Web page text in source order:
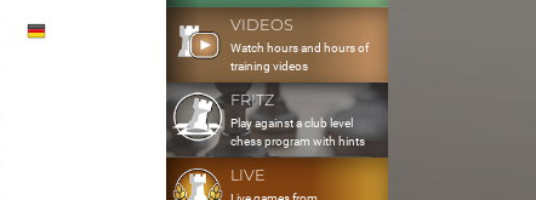
VIDEOS
Watch hours and hours of
training videos
FRITZ
Play against a club level
chess program with hints
LIVE